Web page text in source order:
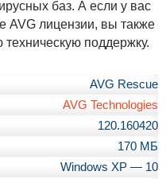
баз. А если у вас
AVG лицензии, вы также
поддержку.
AVG Rescue
AVG Technologies
120.160420
170 МБ
Windows XP — 10